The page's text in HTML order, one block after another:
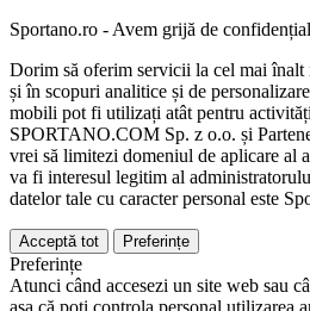
Sportano.ro - Avem grijă de
Dorim să oferim servicii la cel mai
și în scopuri analitice și de
mobili pot fi utilizați atât pentru
SPORTANO.COM Sp. z o.o. și
vrei să limitezi domeniul de aplicare al
va fi interesul legitim al
datelor tale cu caracter personal este
Acceptă tot Preferințe
Preferințe
Atunci când accesezi un site web sau
așa că poți controla personal utilizarea